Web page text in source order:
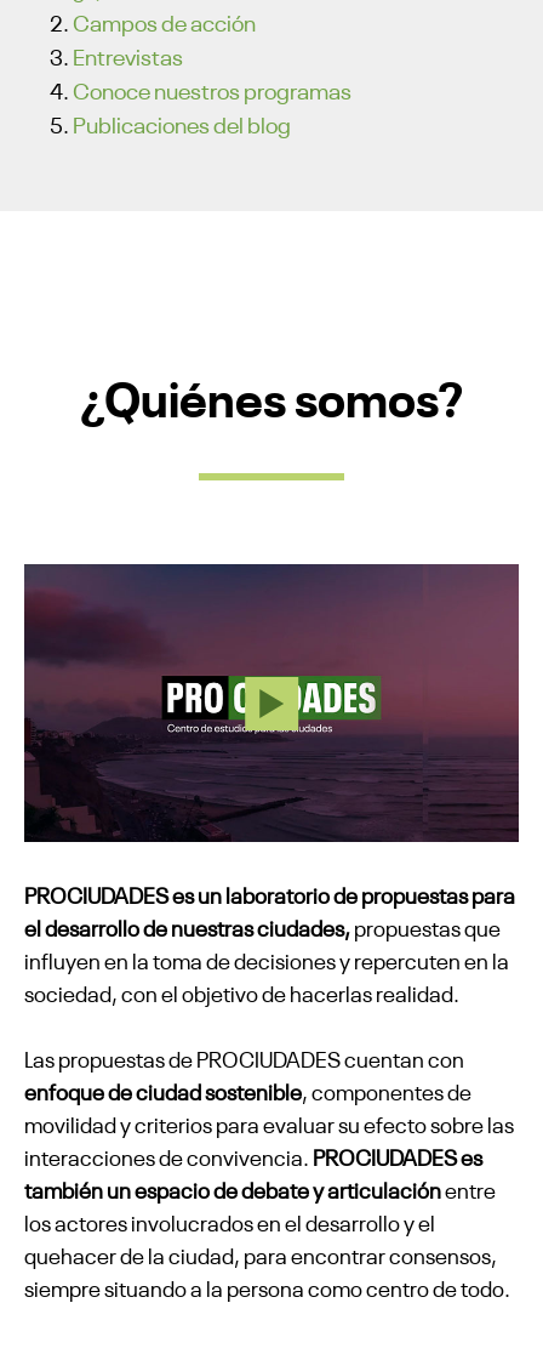
Campos de acción
Entrevistas
Conoce nuestros programas
Publicaciones del blog
¿Quiénes somos?
PROCIUDADES es un laboratorio de propuestas para
el desarrollo de nuestras ciudades,propuestas que
influyen en la toma de decisiones y repercuten en la
sociedad, con el objetivo de hacerlas realidad.
Las propuestas de PROCIUDADES cuentan con
enfoque de ciudad sostenible, componentes de
movilidad y criterios para evaluar su efecto sobre las
interacciones de convivencia. PROCIUDADES es
también un espacio de debate y articulaciónentre
los actores involucrados en el desarrollo y el
quehacer de la ciudad, para encontrar consensos,
siempre situando a la persona como centro de todo.